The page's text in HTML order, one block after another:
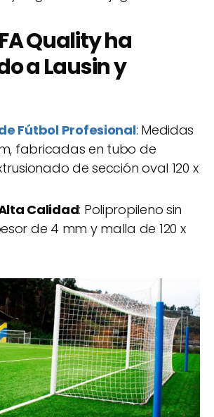
Qualityha
a Lausin y
Fútbol Profesional: Medidas
m, fabricadas en tubo de
de sección oval 120 x
Calidad: Polipropileno sin
de 4 mm y malla de 120 x